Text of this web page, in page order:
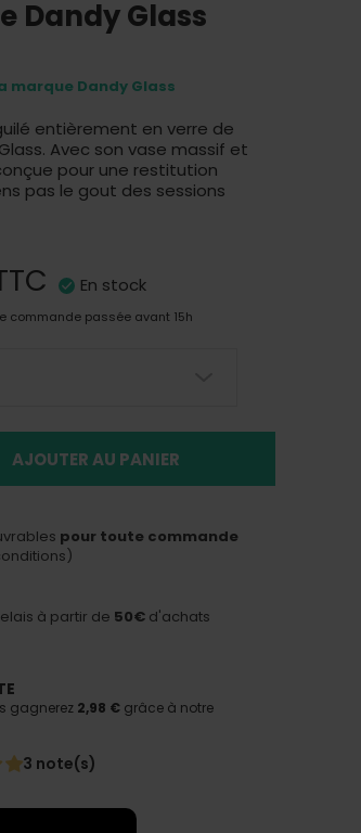
Dandy Glass
marque Dandy Glass
entièrement en verre de
Avec son vase massif et
pour une restitution
pas le gout des sessions
En stock
commande passée avant 15h
AJOUTER AU PANIER
pour toute commande
à partir de 50€ d'achats
gagnerez 2,98 € grâce à notre
3 note(s)